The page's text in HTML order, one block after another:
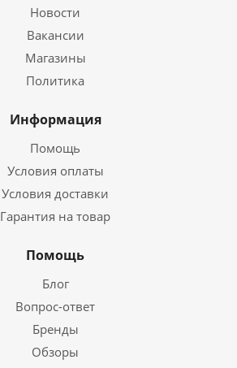
Новости
Вакансии
Магазины
Политика
Информация
Помощь
Условия оплаты
Условия доставки
Гарантия на товар
Помощь
Блог
Вопрос-ответ
Бренды
Обзоры